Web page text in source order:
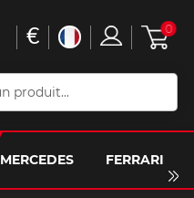
MERCEDES FERRARI
€ 0